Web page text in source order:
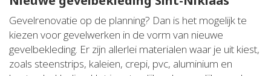
Gevelrenovatie op de planning? Dan is het mogelijk te
kiezen voor gevelwerken in de vorm van nieuwe
gevelbekleding. Er zijn allerlei materialen waar je uit kiest,
zoals steenstrips, kaleien, crepi, pvc, aluminium en